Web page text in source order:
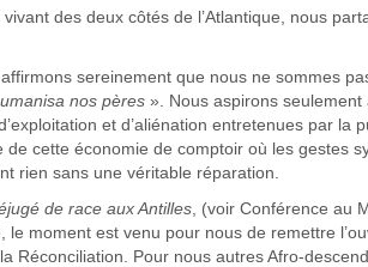
des deux côtés de l’Atlantique, nous
sereinement que nous ne sommes
nos pères ». Nous aspirons
et d’aliénation entretenues par la
cette économie de comptoir où les gestes
rien sans une véritable réparation.
de race aux Antilles , (voir Conférence au
moment est venu pour nous de remettre
Réconciliation. Pour nous autres Afro-